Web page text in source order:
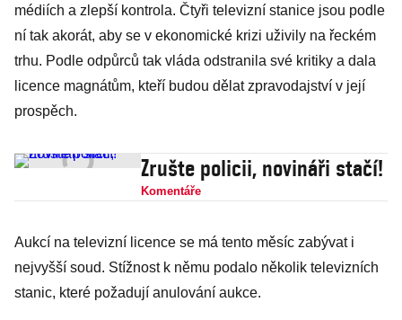
médiích a zlepší kontrola. Čtyři televizní stanice jsou podle
ní tak akorát, aby se v ekonomické krizi uživily na řeckém
trhu. Podle odpůrců tak vláda odstranila své kritiky a dala
licence magnátům, kteří budou dělat zpravodajství v její
prospěch.
Zrušte policii, novináři stačí!
Komentáře
Aukcí na televizní licence se má tento měsíc zabývat i
nejvyšší soud. Stížnost k němu podalo několik televizních
stanic, které požadují anulování aukce.